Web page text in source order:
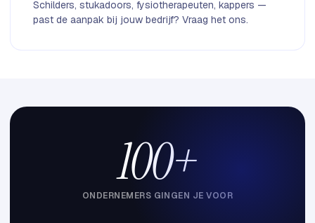
Schilders, stukadoors, fysiotherapeuten, kappers —
past de aanpak bij jouw bedrijf? Vraag het ons.
100+
ONDERNEMERS GINGEN JE VOOR